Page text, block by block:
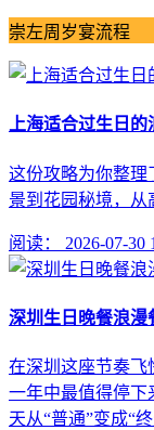
崇左周岁宴流程
上海适合过生日
这份攻略为你整理
景到花园秘境，从
阅读： 2026-07-30
深圳生日晚餐浪漫
在深圳这座节奏飞
一年中最值得停下
天从“普通”变成“